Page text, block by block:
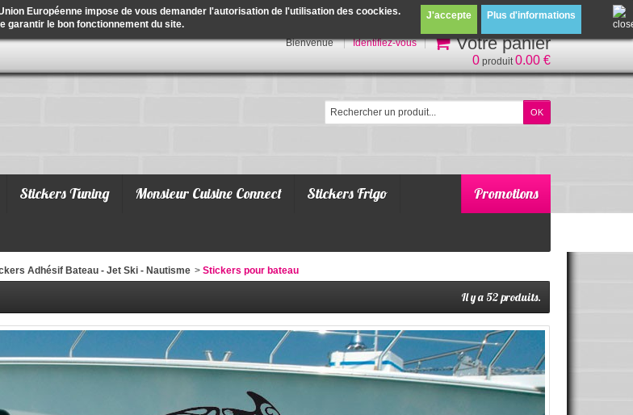
Bienvenue Identifiez-vous Votre panier
0 produit0.00 €
Promotions
Stickers Tuning Monsieur Cuisine Connect Stickers Frigo
Européenne impose de vous demander l'autorisation de l'utilisation des coockies.
garantir le bon fonctionnement du site.
J'accepte Plus d'informations
Adhésif Bateau - Jet Ski - Nautisme > Stickers pour bateau
Il y a 52 produits.